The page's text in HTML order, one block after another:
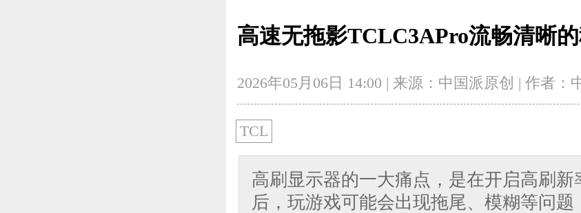
高速无拖影TCLC3APro流畅清晰
2026年05月06日 14:00 | 来源：中国派原创 | 作者：
TCL
高刷显示器的一大痛点，是在开启高刷新
后，玩游戏可能会出现拖尾、模糊等问题